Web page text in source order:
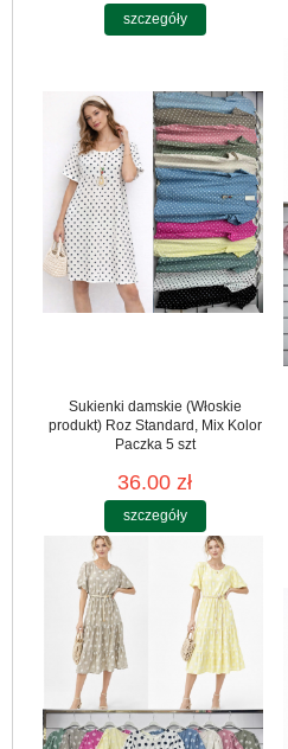
szczegóły
Sukienki damskie (Włoskie
produkt) Roz Standard, Mix Kolor
Paczka 5 szt
36.00 zł
szczegóły